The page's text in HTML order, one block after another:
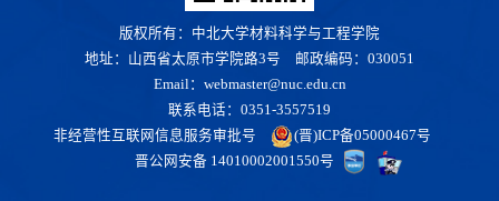
版权所有：中北大学材料科学与工程学院
地址：山西省太原市学院路3号 邮政编码：030051
Email：webmaster@nuc.edu.cn
联系电话：0351-3557519
非经营性互联网信息服务审批号
(晋)ICP备05000467号
晋公网安备 14010002001550号